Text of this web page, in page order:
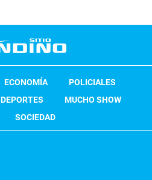
ECONOMÍA
POLICIALES
DEPORTES
MUCHO SHOW
SOCIEDAD